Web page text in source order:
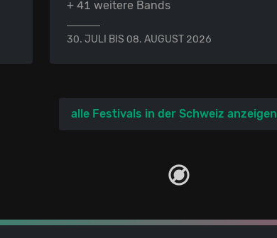
+ 41 weitere Bands
30. JULI BIS 08. AUGUST 2026
alle Festivals in der Schweiz anzeigen